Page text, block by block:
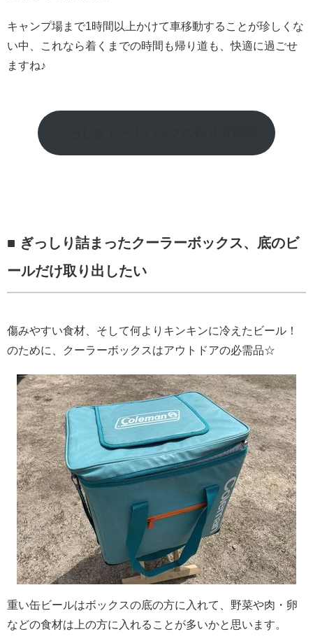
キャンプ場まで1時間以上かけて車移動することが珍しくな
い中、これなら着くまでの時間も帰り道も、快適に過ごせ
ますね♪
■ ぎっしり詰まったクーラーボックス、底のビ
ールだけ取り出したい
傷みやすい食材、そして何よりキンキンに冷えたビール！
のために、クーラーボックスはアウトドアの必需品☆
重い缶ビールはボックスの底の方に入れて、野菜や肉・卵
などの食材は上の方に入れることが多いかと思います。